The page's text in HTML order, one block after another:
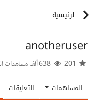
الرئيسية
anotheruser
المساهمات التعليقات